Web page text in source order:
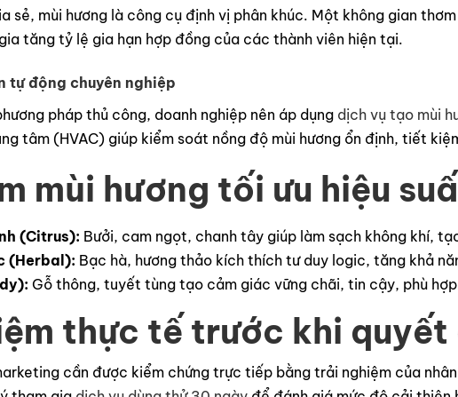
sẻ, mùi hương là công cụ định vị phân khúc. Một không gian
tăng tỷ lệ gia hạn hợp đồng của các thành viên hiện tại.
tự động chuyên nghiệp
pháp thủ công, doanh nghiệp nên áp dụng dịch vụ tạo mùi
tâm (HVAC) giúp kiểm soát nồng độ mùi hương ổn định, tiết
mùi hương tối ưu hiệu
(Citrus): Bưởi, cam ngọt, chanh tây giúp làm sạch không khí,
(Herbal): Bạc hà, hương thảo kích thích tư duy logic, tăng khả
Gỗ thông, tuyết tùng tạo cảm giác vững chãi, tin cậy, phù
thực tế trước khi quyết
cần được kiểm chứng trực tiếp bằng trải nghiệm của